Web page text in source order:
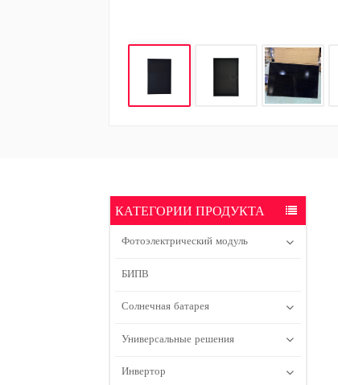
КАТЕГОРИИ ПРОДУКТА
Фотоэлектрический модуль
БИПВ
Солнечная батарея
Универсальные решения
Инвертор